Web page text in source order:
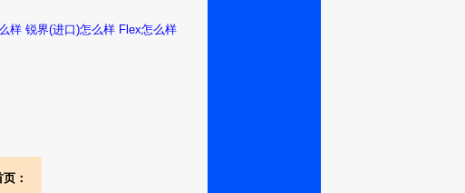
不出去！
样 锐界(进口)怎么样 Flex怎么样
：